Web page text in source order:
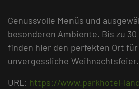
Genussvolle Menüs und
besonderen Ambiente. Bis zu
finden hier den perfekten Ort
unvergessliche Weihnachtsfeier.
URL: https://www.parkhotel-